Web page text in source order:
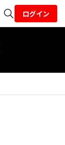
検索
ログイン